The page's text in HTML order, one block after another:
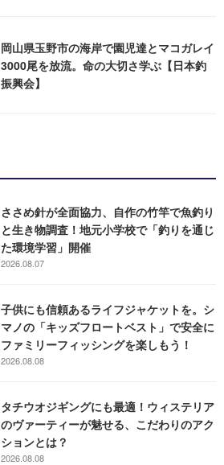
岡山県玉野市の海岸で園児達とマコガレイ
3000尾を放流。命の大切さ学ぶ【日本釣
振興会】
ささめ針が全面協力、自作の竹竿で魚釣り
と生き物調査！地元小学校で「釣りを通じ
た環境学習」開催
2026.08.07
子供にも信頼あるライフジャケットを。シ
マノの「キッズフロートベスト」で安全に
ファミリーフィッシングを楽しもう！
2026.08.08
タチウオジギングにも最適！ウィステリア
のヴァーティーが魅せる、こだわりのアク
ションとは？
2026.08.08